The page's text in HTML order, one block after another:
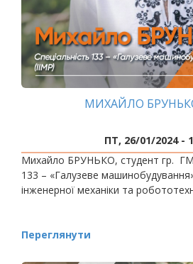
МИХАЙЛО
ПТ, 26/01/2024 -
Михайло БРУНЬКО, студент гр.
133 – «Галузеве
інженерної механіки та
Переглянути